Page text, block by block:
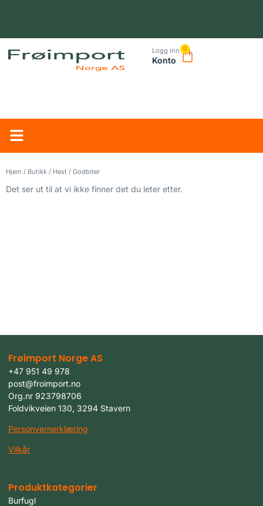
NORSK LEVERANDØR – TRYGG HANDEL OG RASK LEVERING
Logg inn
Konto
0
Hjem / Butikk / Hest / Godbiter
Det ser ut til at vi ikke finner det du leter etter.
Frøimport Norge AS
+47 951 49 978
post@froimport.no
Org.nr 923798706
Foldvikveien 130, 3294 Stavern
Personvernerklæring
Vilkår
Produktkategorier
Burfugl